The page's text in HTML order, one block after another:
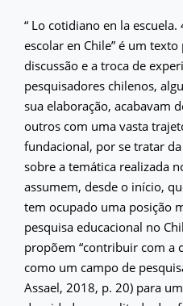
“ Lo cotidiano en la
escolar en Chile” é um
discussão e a troca de
pesquisadores chilenos,
sua elaboração, acabavam
outros com uma vasta
fundacional, por se tratar
sobre a temática realizada
assumem, desde o início,
tem ocupado uma posição
pesquisa educacional no
propõem “contribuir com a
como um campo de
Assael, 2018, p. 20) para